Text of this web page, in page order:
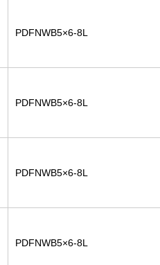
PDFNWB5×6-8L
PDFNWB5×6-8L
PDFNWB5×6-8L
PDFNWB5×6-8L